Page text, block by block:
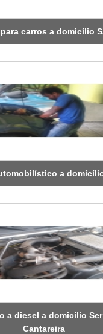
carros a domicílio
a
a diesel a domicílio
Cantareira